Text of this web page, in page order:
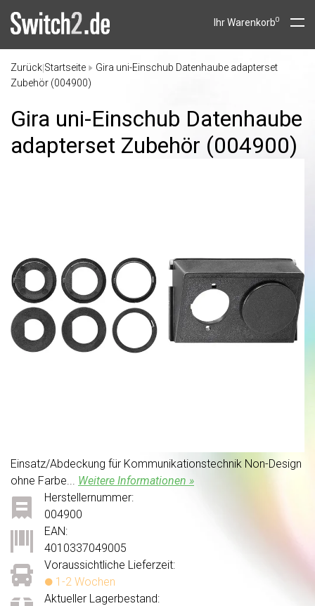
Ihr Warenkorb0
Zurück Startseite
Gira uni-Einschub Datenhaube adapterset
Zubehör (004900)
Gira uni-Einschub Datenhaube
adapterset Zubehör (004900)
Einsatz/Abdeckung für Kommunikationstechnik Non-Design
ohne Farbe... Weitere Informationen »
Voraussichtliche Lieferzeit:
1-2 Wochen
Aktueller Lagerbestand:
Herstellernummer:
004900
EAN:
4010337049005